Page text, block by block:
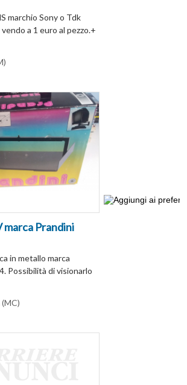
marchio Sony o Tdk
a 1 euro al pezzo.+
Prandini
in metallo marca
Possibilità di visionarlo
(MC)